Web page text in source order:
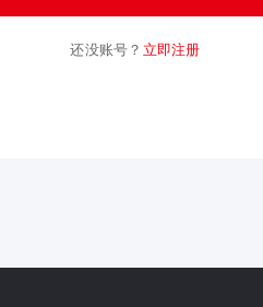
还没账号？ 立即注册